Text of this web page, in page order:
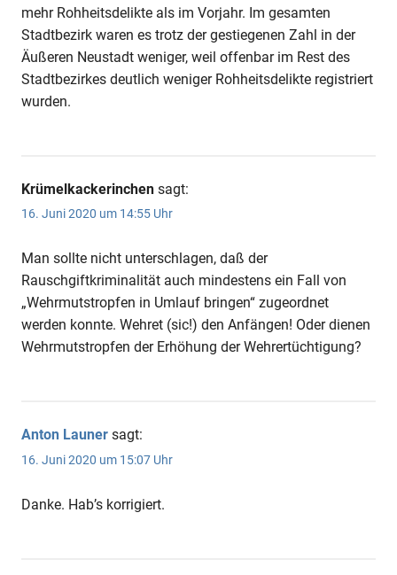
mehr Rohheitsdelikte als im Vorjahr. Im gesamten
Stadtbezirk waren es trotz der gestiegenen Zahl in der
Äußeren Neustadt weniger, weil offenbar im Rest des
Stadtbezirkes deutlich weniger Rohheitsdelikte registriert
wurden.
Krümelkackerinchen sagt:
16. Juni 2020 um 14:55 Uhr
Man sollte nicht unterschlagen, daß der
Rauschgiftkriminalität auch mindestens ein Fall von
„Wehrmutstropfen in Umlauf bringen“ zugeordnet
werden konnte. Wehret (sic!) den Anfängen! Oder dienen
Wehrmutstropfen der Erhöhung der Wehrertüchtigung?
Anton Launer sagt:
16. Juni 2020 um 15:07 Uhr
Danke. Hab’s korrigiert.